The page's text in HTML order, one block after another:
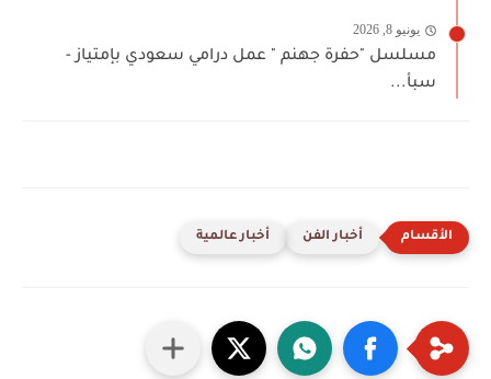
يونيو 8, 2026
مسلسل "حفرة جهنم " عمل درامي سعودي بإمتياز -
سبأ...
أخبار الفن أخبار عالمية